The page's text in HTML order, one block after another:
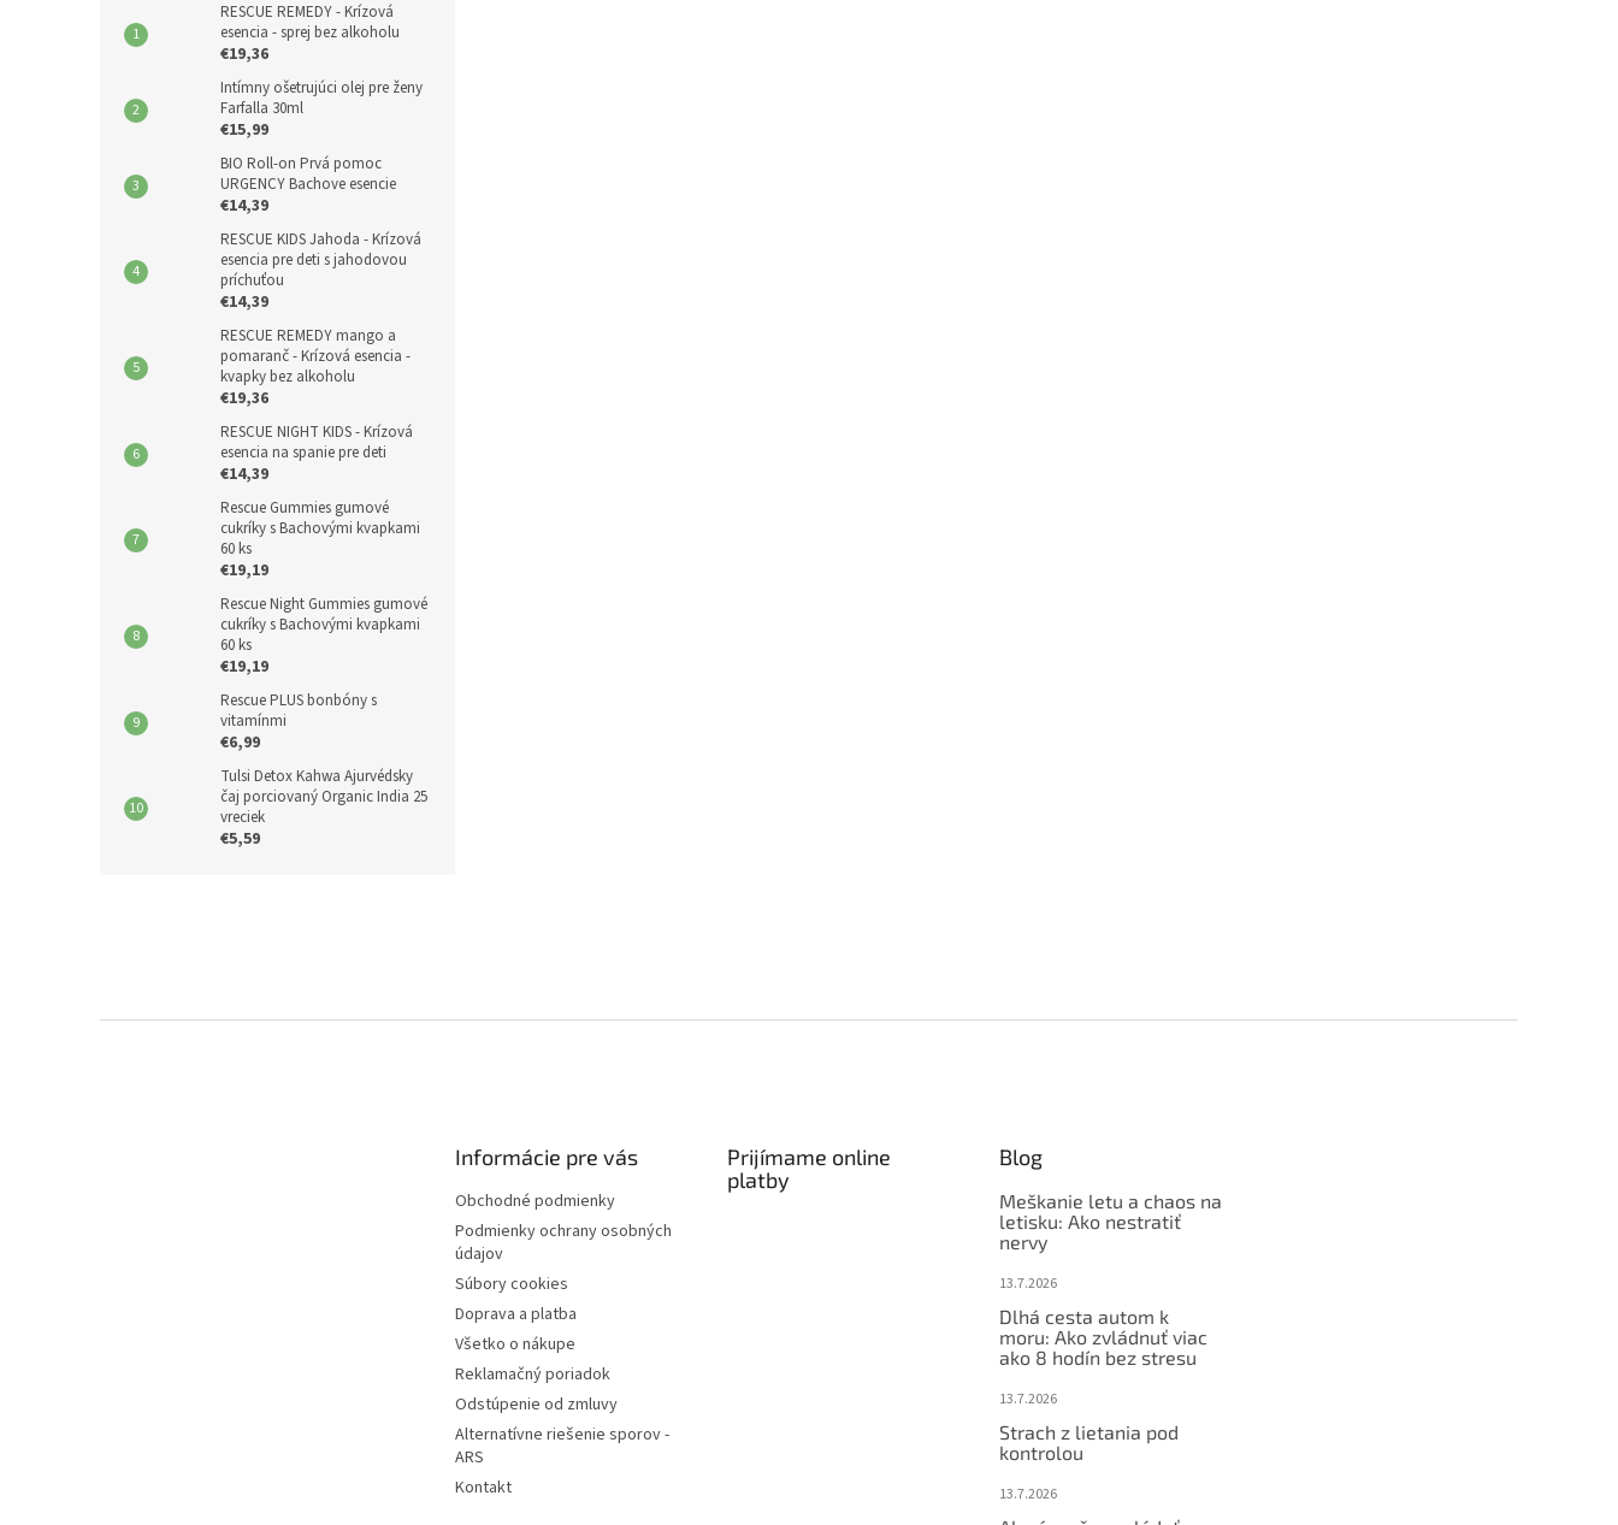
RESCUE REMEDY - Krízová
esencia - sprej bez alkoholu
€19,36
Intímny ošetrujúci olej pre ženy
Farfalla 30ml
€15,99
BIO Roll-on Prvá pomoc
URGENCY Bachove esencie
€14,39
RESCUE KIDS Jahoda - Krízová
esencia pre deti s jahodovou
príchuťou
€14,39
RESCUE REMEDY mango a
pomaranč - Krízová esencia -
kvapky bez alkoholu
€19,36
RESCUE NIGHT KIDS - Krízová
esencia na spanie pre deti
€14,39
Rescue Gummies gumové
cukríky s Bachovými kvapkami
60 ks
€19,19
Rescue Night Gummies gumové
cukríky s Bachovými kvapkami
60 ks
€19,19
Rescue PLUS bonbóny s
vitamínmi
€6,99
Tulsi Detox Kahwa Ajurvédsky
čaj porciovaný Organic India 25
vreciek
€5,59
Informácie pre vás
Obchodné podmienky
Podmienky ochrany osobných
údajov
Súbory cookies
Doprava a platba
Všetko o nákupe
Reklamačný poriadok
Odstúpenie od zmluvy
Alternatívne riešenie sporov -
ARS
Kontakt
Prijímame online
platby
Blog
Meškanie letu a chaos na
letisku: Ako nestratiť
nervy
13.7.2026
Dlhá cesta autom k
moru: Ako zvládnuť viac
ako 8 hodín bez stresu
13.7.2026
Strach z lietania pod
kontrolou
13.7.2026